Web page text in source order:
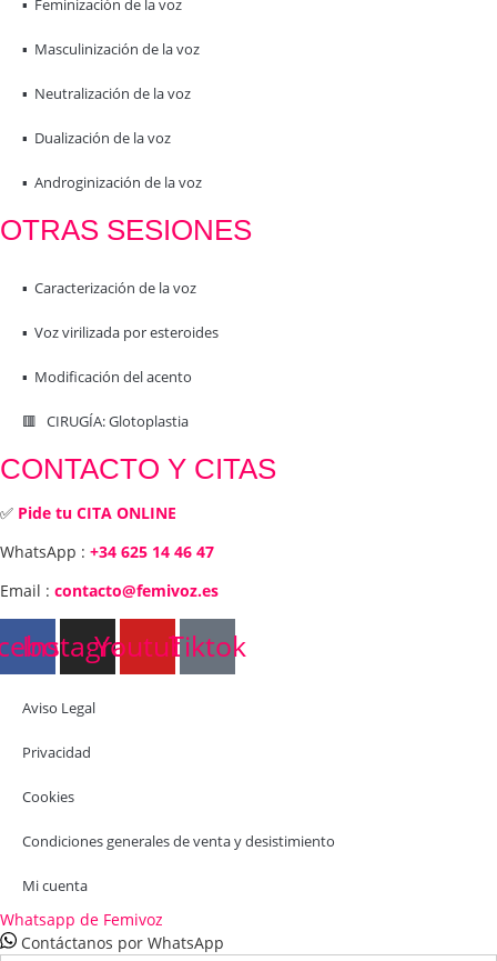
▪️ Feminización de la voz
▪️ Masculinización de la voz
▪️ Neutralización de la voz
▪️ Dualización de la voz
▪️ Androginización de la voz
OTRAS SESIONES
▪️ Caracterización de la voz
▪️ Voz virilizada por esteroides
▪️ Modificación del acento
🟥 CIRUGÍA: Glotoplastia
CONTACTO Y CITAS
✅ Pide tu CITA ONLINE
WhatsApp : +34 625 14 46 47
Email : contacto@femivoz.es
Instagram
YoutubeTiktok
Aviso Legal
Privacidad
Cookies
Condiciones generales de venta y desistimiento
Mi cuenta
Whatsapp de Femivoz
Contáctanos por WhatsApp